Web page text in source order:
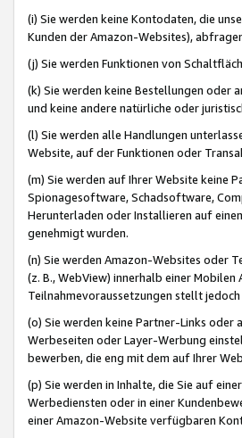
(i) Sie werden keine Kontodaten, die
Kunden der Amazon-Websites),
(j) Sie werden Funktionen von
(k) Sie werden keine Bestellungen oder
und keine andere natürliche oder
(l) Sie werden alle Handlungen
Website, auf der Funktionen oder
(m) Sie werden auf Ihrer Website keine
Spionagesoftware, Schadsoftware,
Herunterladen oder Installieren auf
genehmigt wurden.
(n) Sie werden Amazon-Websites oder
(z. B., WebView) innerhalb einer
Teilnahmevoraussetzungen stellt
(o) Sie werden keine Partner-Links
Werbeseiten oder Layer-Werbung
bewerben, die eng mit dem auf Ihrer
(p) Sie werden in Inhalte, die Sie auf
Werbediensten oder in einer
einer Amazon-Website verfügbaren